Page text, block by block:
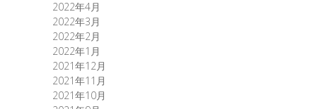
2022年4月
2022年3月
2022年2月
2022年1月
2021年12月
2021年11月
2021年10月